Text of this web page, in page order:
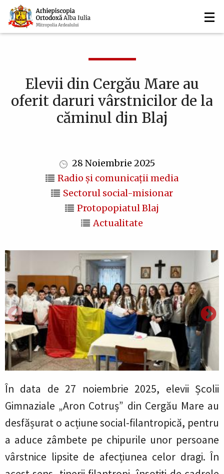
Mergi
la
conţinutul
Navigare
principală
Elevii din Cergău Mare au
oferit daruri vârstnicilor de la
căminul din Blaj
28 Noiembrie 2025
Radio și comunicații media
Sectorul social-misionar
Protopopiatul Blaj
Actualitate
În data de 27 noiembrie 2025, elevii Școlii
Gimnaziale „Aron Cotruș” din Cergău Mare au
desfășurat o acțiune social-filantropică, pentru
a aduce zâmbete pe chipurile unor persoane
vârstnice lipsite de afecțiunea celor dragi. În